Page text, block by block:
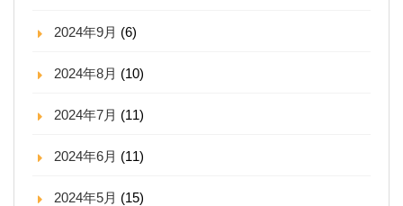
2024年9月 (6)
2024年8月 (10)
2024年7月 (11)
2024年6月 (11)
2024年5月 (15)